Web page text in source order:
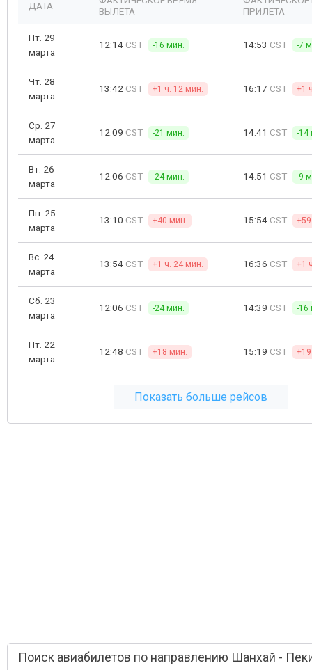
ДАТА
ВЫЛЕТА
ПРИЛЕТА
Пт. 29
марта
12:14 CST -16 мин. 14:53 CST -7
Чт. 28
марта
13:42 CST +1 ч. 12 мин. 16:17 CST +1
Ср. 27
марта
12:09 CST -21 мин. 14:41 CST -14
Вт. 26
марта
12:06 CST -24 мин. 14:51 CST -9
Пн. 25
марта
13:10 CST +40 мин. 15:54 CST
Вс. 24
марта
13:54 CST +1 ч. 24 мин. 16:36 CST +1
Сб. 23
марта
12:06 CST -24 мин. 14:39 CST -16
Пт. 22
марта
12:48 CST +18 мин. 15:19 CST
Показать больше рейсов
Поиск авиабилетов по направлению Шанхай -